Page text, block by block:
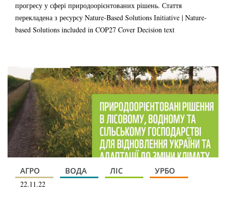
прогресу у сфері природоорієнтованих рішень. Стаття
перекладена з ресурсу Nature-Based Solutions Initiative | Nature-
based Solutions included in COP27 Cover Decision text
АГРО ВОДА ЛІС УРБО
22.11.22